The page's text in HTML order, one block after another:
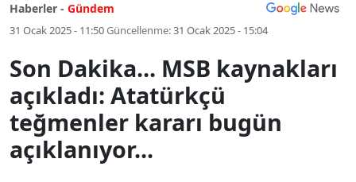
Haberler - Gündem
31 Ocak 2025 - 11:50Güncellenme:31 Ocak 2025 - 15:04
Son Dakika... MSB kaynakları
açıkladı: Atatürkçü
teğmenler kararı bugün
açıklanıyor...